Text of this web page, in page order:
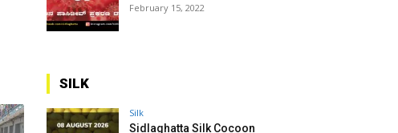
February 15, 2022
SILK
Silk
Sidlaghatta Silk Cocoon